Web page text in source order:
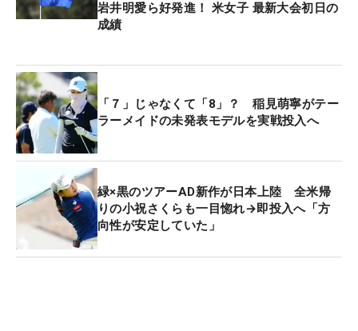
ラウンド後にはメディアの取材に応じ、次週の全米
オープンに向けて不安かと聞かれると、「もちろん
くない。新しいドライバーを手にしたから、うまく
いくと思ってここに来たがそうはならなかった」
と、新たな1Wについて言及した。「44インチに戻
した。もっとコントロールできると思ったのに」と
悔しさがこみ上げる。
5月の「全米プロ」は、大会で行われたドライバー
の反発係数テストで不適合とされ、バックアップの
ドライバーで戦ったが、結果は47位と振るわなかっ
岩井明愛ら好発進！ 米女子 最新大会初日の
成績
「７」じゃなくて「8」？ 稲見萌寧がテー
ラーメイドの未発表モデルを実戦投入へ
緑×黒のツアーAD新作が日本上陸 全米帰
りの小祝さくらも一目惚れ→即投入へ「方
向性が安定していた」